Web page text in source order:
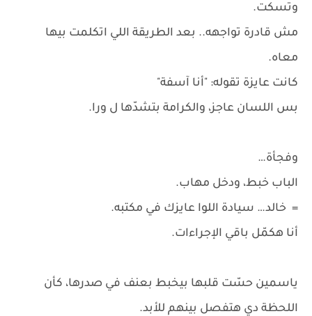
وتسكت.
مش قادرة تواجهه.. بعد الطريقة اللي اتكلمت بيها
معاه.
كانت عايزة تقوله: "أنا آسفة"
بس اللسان عاجز، والكرامة بتشدّها ل ورا.
وفجأة…
الباب خبط، ودخل مهاب.
= خالد… سيادة اللوا عايزك في مكتبه.
أنا هكمّل باقي الإجراءات.
ياسمين حسّت قلبها بيخبط بعنف في صدرها، كأن
اللحظة دي هتفصل بينهم للأبد.